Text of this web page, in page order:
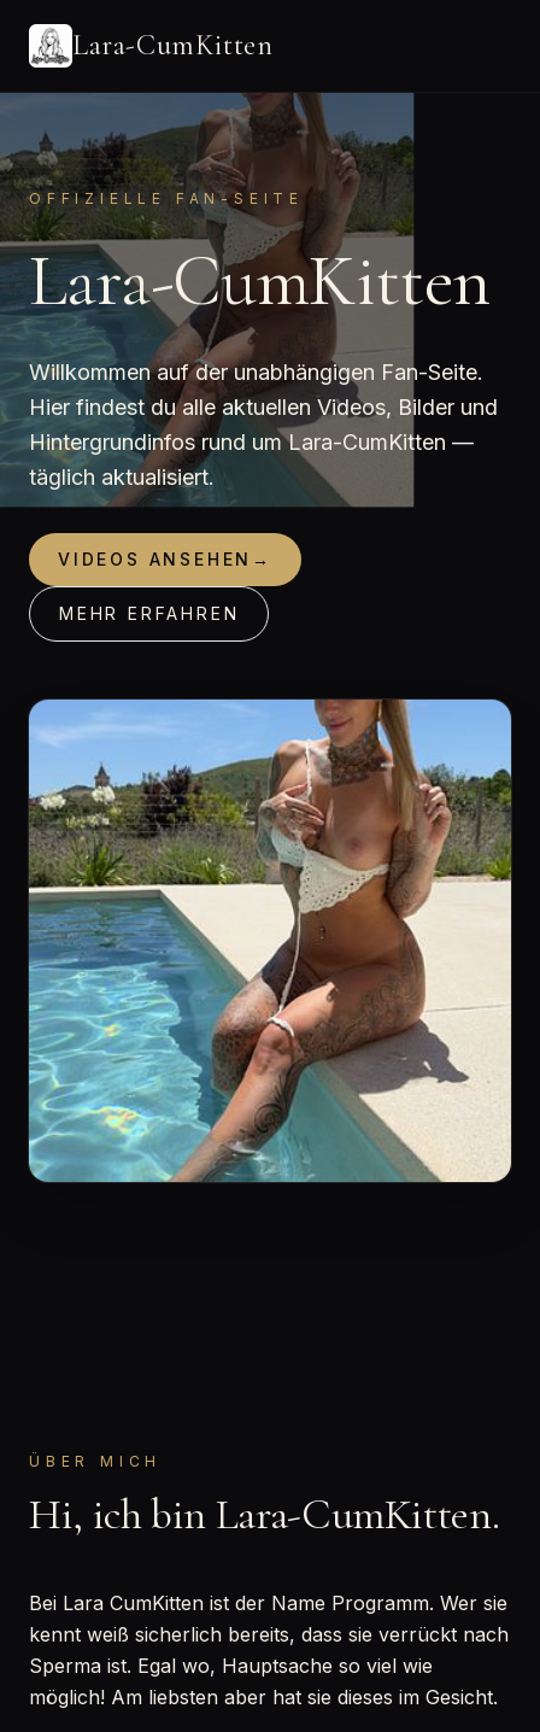
Lara-CumKitten
OFFIZIELLE FAN-SEITE
Lara-CumKitten
Willkommen auf der unabhängigen Fan-Seite.
Hier findest du alle aktuellen Videos, Bilder und
Hintergrundinfos rund um Lara-CumKitten —
täglich aktualisiert.
VIDEOS ANSEHEN →
MEHR ERFAHREN
ÜBER MICH
Hi, ich bin Lara-CumKitten.
Bei Lara CumKitten ist der Name Programm. Wer sie
kennt weiß sicherlich bereits, dass sie verrückt nach
Sperma ist. Egal wo, Hauptsache so viel wie
möglich! Am liebsten aber hat sie dieses im Gesicht.